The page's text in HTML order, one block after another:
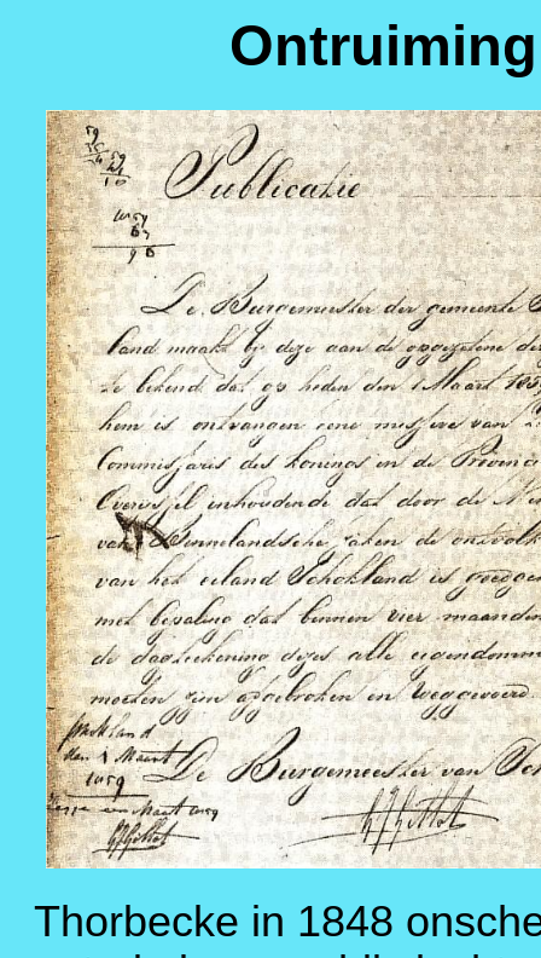
Thorbecke in 1848